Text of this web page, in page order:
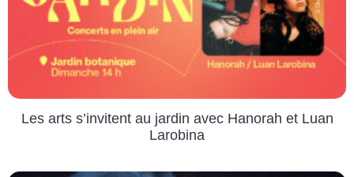
Les arts s’invitent au jardin avec Hanorah et Luan
Larobina